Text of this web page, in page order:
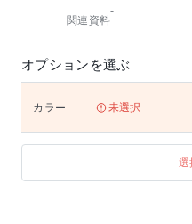
長方形のコンソ
ます。
お届け時に専
関連資料
-
オプションを選ぶ
カラー 未選択
選